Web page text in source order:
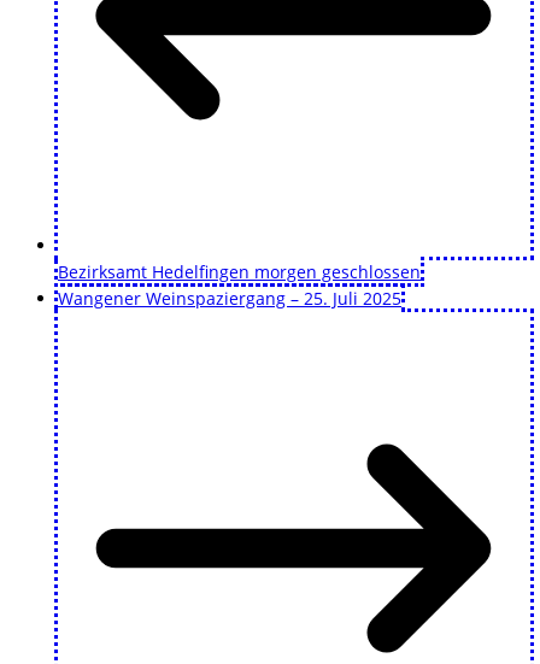
Bezirksamt Hedelfingen morgen geschlossen
Wangener Weinspaziergang – 25. Juli 2025